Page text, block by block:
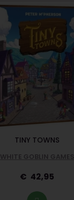
TINY TOWNS
WHITE GOBLIN GAMES
42,95